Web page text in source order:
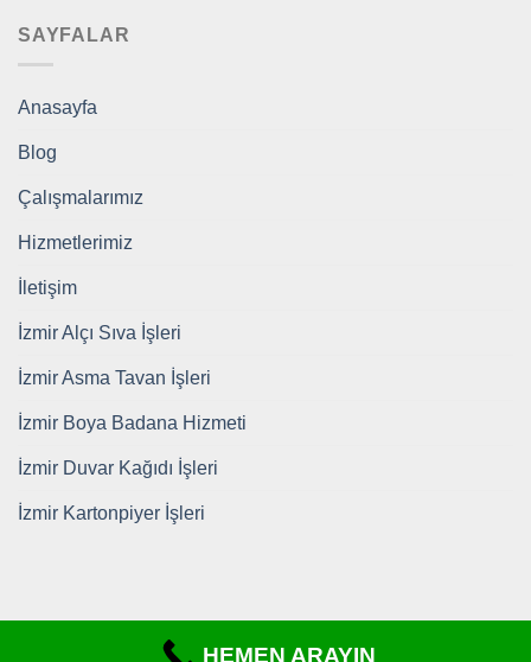
SAYFALAR
Anasayfa
Blog
Çalışmalarımız
Hizmetlerimiz
İletişim
İzmir Alçı Sıva İşleri
İzmir Asma Tavan İşleri
İzmir Boya Badana Hizmeti
İzmir Duvar Kağıdı İşleri
İzmir Kartonpiyer İşleri
HEMEN ARAYIN